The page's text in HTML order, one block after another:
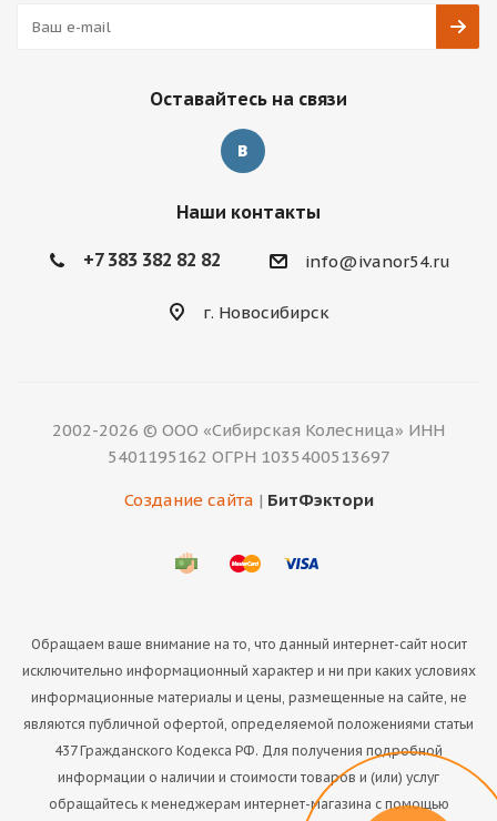
Оставайтесь на связи
Наши контакты
+7 383 382 82 82 info@ivanor54.ru
г. Новосибирск
2002-2026 © ООО «Сибирская Колесница» ИНН
5401195162 ОГРН 1035400513697
Создание сайта | БитФэктори
Обращаем ваше внимание на то, что данный интернет-сайт носит
исключительно информационный характер и ни при каких условиях
информационные материалы и цены, размещенные на сайте, не
являются публичной офертой, определяемой положениями статьи
437 Гражданского Кодекса РФ. Для получения подробной
информации о наличии и стоимости товаров и (или) услуг
обращайтесь к менеджерам интернет-магазина с помощью